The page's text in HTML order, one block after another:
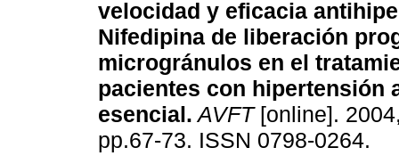
velocidad y eficacia
Nifedipina de liberación
microgránulos en el
pacientes con hipertensión
esencial. AVFT[online].
pp.67-73. ISSN 0798-0264.